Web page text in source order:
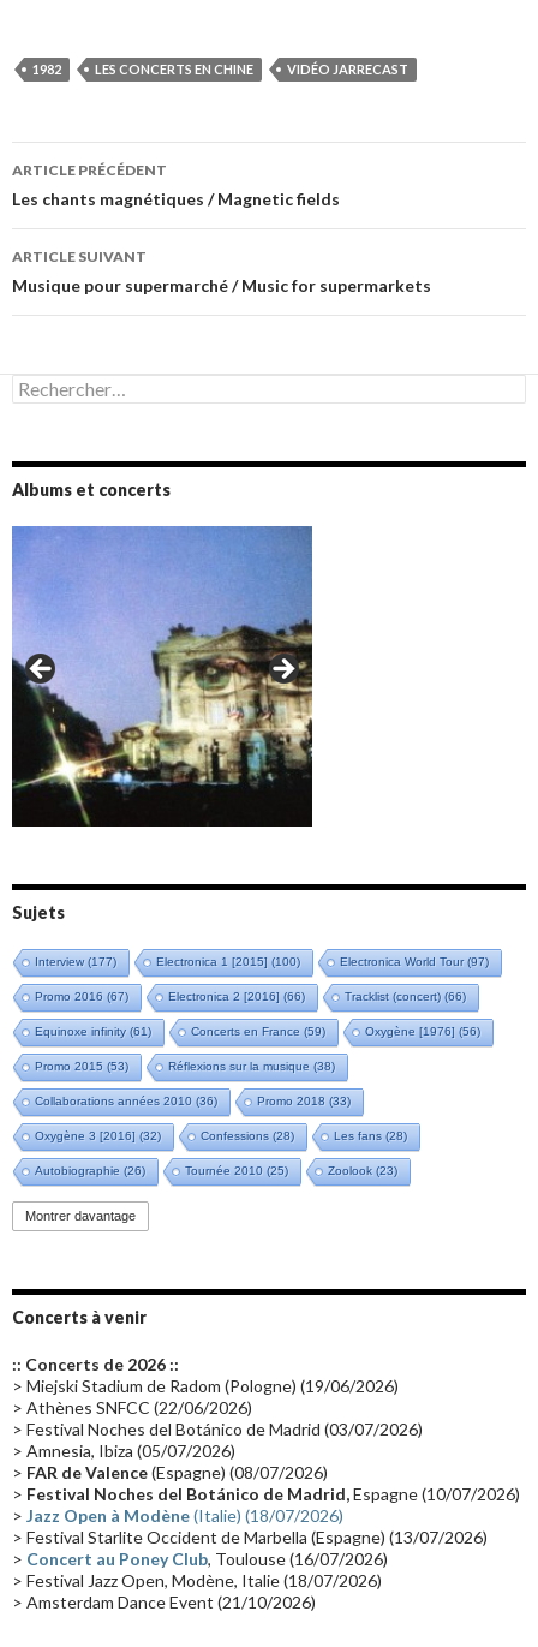
1982 LES CONCERTS EN CHINE VIDÉO JARRECAST
Navigation
des
articles
ARTICLE PRÉCÉDENT
Les chants magnétiques / Magnetic fields
ARTICLE SUIVANT
Musique pour supermarché / Music for supermarkets
Rechercher :
Albums et concerts
Amazônia (2021)
Oxymore (2022)
Versailles 400 (2024)
Live in Bratislava (2025)
Sujets
Interview(177) Electronica 1 [2015] (100) Electronica World Tour(97)
Promo 2016 (67) Electronica 2 [2016] (66) Tracklist (concert) (66)
Equinoxe infinity(61) Concerts en France (59) Oxygène [1976] (56)
Promo 2015 (53) Réflexions sur la musique (38)
Collaborations années 2010 (36) Promo 2018 (33)
Oxygène 3 [2016] (32) Confessions (28) Les fans (28)
Autobiographie (26) Tournée 2010 (25) Zoolook (23)
Promo 2019(23)
Groupe de Recherche Musicale
Passages radio Vidéo Jarrecast (16) Synthé 80's
Les concerts en Chine(16) Cinéma
Synthé Roland(15) Belgique(15)
(14) Astronomie (14) (14)
Tournée 2025(14) 2024(14) Chine(13)
Montrer davantage
Concerts à venir
:: Concerts de 2026 ::
> Miejski Stadium de Radom (Pologne) (19/06/2026)
> Athènes SNFCC (22/06/2026)
> Festival Noches del Botánico de Madrid (03/07/2026)
> Amnesia, Ibiza (05/07/2026)
> FAR de Valence(Espagne) (08/07/2026)
> Festival Noches del Botánico de Madrid,Espagne (10/07/2026)
> Jazz Open à Modène(Italie) (18/07/2026)
> Festival Starlite Occident de Marbella (Espagne) (13/07/2026)
> Concert au Poney Club, Toulouse (16/07/2026)
> Festival Jazz Open, Modène, Italie (18/07/2026)
> Amsterdam Dance Event (21/10/2026)